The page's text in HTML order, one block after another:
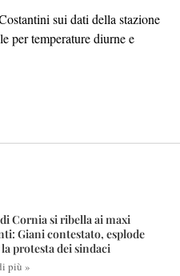
sui dati della stazione
per temperature diurne e
di Cornia si ribella ai maxi
Giani contestato, esplode
protesta dei sindaci
più »